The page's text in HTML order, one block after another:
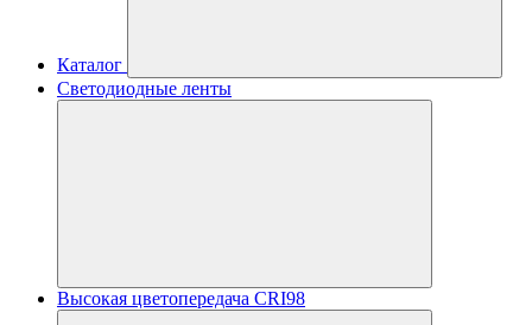
Каталог
Светодиодные ленты
Высокая цветопередача CRI98